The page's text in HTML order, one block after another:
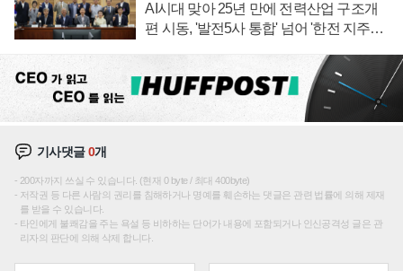
AI시대 맞아 25년 만에 전력산업 구조개
편 시동, '발전5사 통합' 넘어 '한전 지주사'
기사댓글0개
200자까지 쓰실 수 있습니다. (현재 0 byte / 최대 400byte)
저작권 등 다른 사람의 권리를 침해하거나 명예를 훼손하는 댓글은 관련 법률에 의해 제재
를 받을 수 있습니다.
타인에게 불쾌감을 주는 욕설 등 비하하는 단어가 내용에 포함되거나 인신공격성 글은 관
리자의 판단에 의해 삭제 합니다.